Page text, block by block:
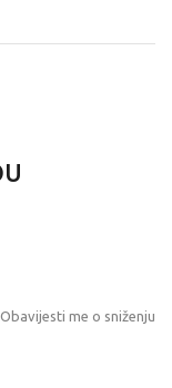
Obavijesti me o sniženju